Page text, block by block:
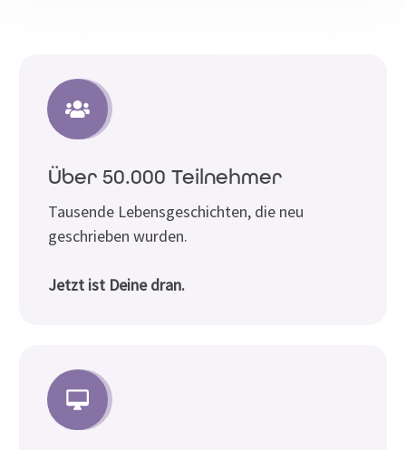
Über 50.000 Teilnehmer
Tausende Lebensgeschichten, die neu
geschrieben wurden.
Jetzt ist Deine dran.